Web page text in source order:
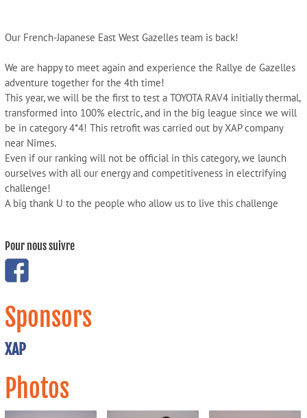
Our French-Japanese East West Gazelles team is back!
We are happy to meet again and experience the Rallye de Gazelles
adventure together for the 4th time!
This year, we will be the first to test a TOYOTA RAV4 initially thermal,
transformed into 100% electric, and in the big league since we will
be in category 4*4! This retrofit was carried out by XAP company
near Nîmes.
Even if our ranking will not be official in this category, we launch
ourselves with all our energy and competitiveness in electrifying
challenge!
A big thank U to the people who allow us to live this challenge
Pour nous suivre
Sponsors
XAP
Photos